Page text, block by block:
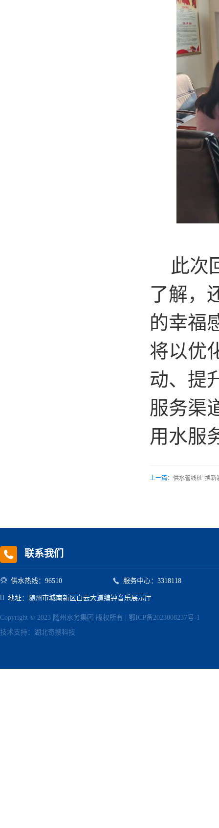
此次
了解，
的幸福
将以优
动、提
服务渠
用水服
上一篇： 供水管线桩“换新
联系我们
 供水热线：96510  服务中心：3318118
 地址：随州市城南新区白云大道编钟音乐展示厅
Copyright © 2023 随州水务集团 版权所有 | 鄂ICP备2023008237号-1
技术支持： 湖北奇搜科技